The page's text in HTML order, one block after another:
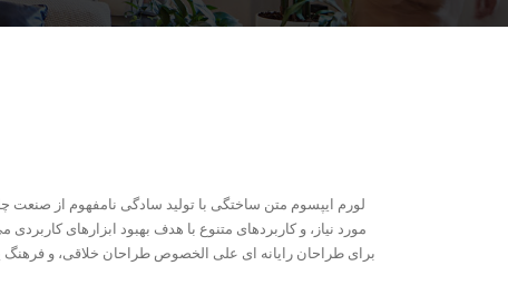
لورم ایپسوم متن ساختگی با تولید سادگی نامفهوم از صنعت
مورد نیاز، و کاربردهای متنوع با هدف بهبود ابزارهای
برای طراحان رایانه ای علی الخصوص طراحان خلاقی، و فرهنگ